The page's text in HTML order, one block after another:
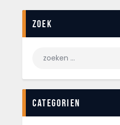
Zoek
Categorien